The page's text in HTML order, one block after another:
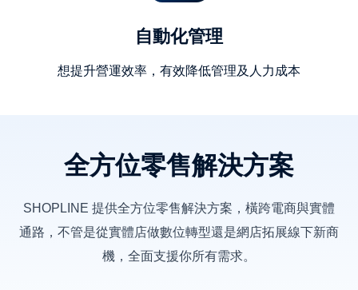
自動化管理
想提升營運效率，有效降低管理及人力成本
全方位零售解決方案
SHOPLINE 提供全方位零售解決方案，橫跨電商與實體
通路，不管是從實體店做數位轉型還是網店拓展線下新商
機，全面支援你所有需求。